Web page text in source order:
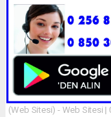
(Web Sitesi) - Web Sitesi |